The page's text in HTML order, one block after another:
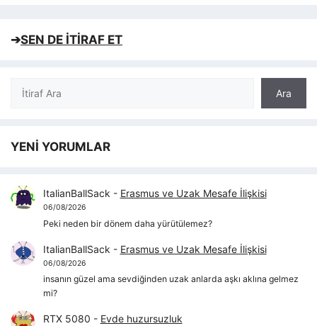
➔SEN DE İTİRAF ET
Ara
Ara
YENİ YORUMLAR
ItalianBallSack - Erasmus ve Uzak Mesafe İlişkisi
06/08/2026
Peki neden bir dönem daha yürütülemez?
ItalianBallSack - Erasmus ve Uzak Mesafe İlişkisi
06/08/2026
insanın güzel ama sevdiğinden uzak anlarda aşkı aklına gelmez
mi?
RTX 5080 - Evde huzursuzluk